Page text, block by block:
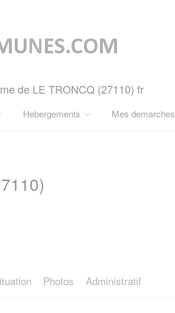
de LE TRONCQ (27110) fr
Hebergements Mes demarches
Photos Administratif